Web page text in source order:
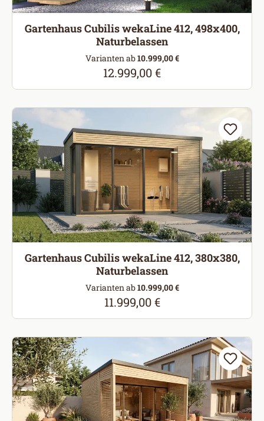
Gartenhaus Cubilis wekaLine 412, 498x400,
Naturbelassen
Varianten ab10.999,00 €
Regulärer Preis:
12.999,00 €
Gartenhaus Cubilis wekaLine 412, 380x380,
Naturbelassen
Varianten ab10.999,00 €
Regulärer Preis:
11.999,00 €